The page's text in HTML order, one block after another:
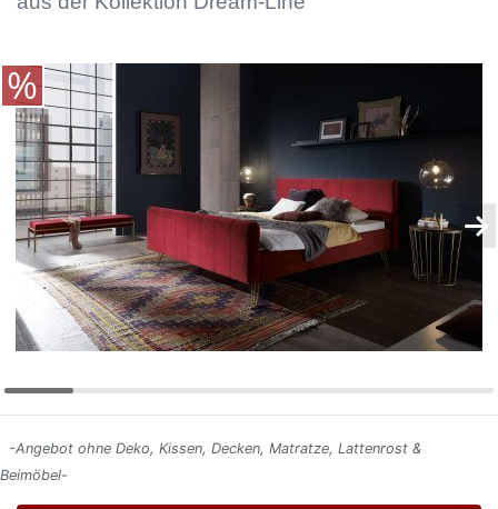
-Angebot ohne Deko, Kissen, Decken, Matratze, Lattenrost &
Beimöbel-
Möbel-
Konfigurator
0%
Finanzierung
Markenwelt
Letz-
Deals